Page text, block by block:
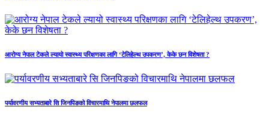
आरोग्य नेपाल टेकले ल्यायो स्वास्थ्य परिक्षणका लागि ‘टेलिहेल्थ उपकरण’, केके छन विशेषता ?
पर्यावरणीय सभ्यताबारे सि जिनपिङको विचारमाथि नेपालमा छलफल